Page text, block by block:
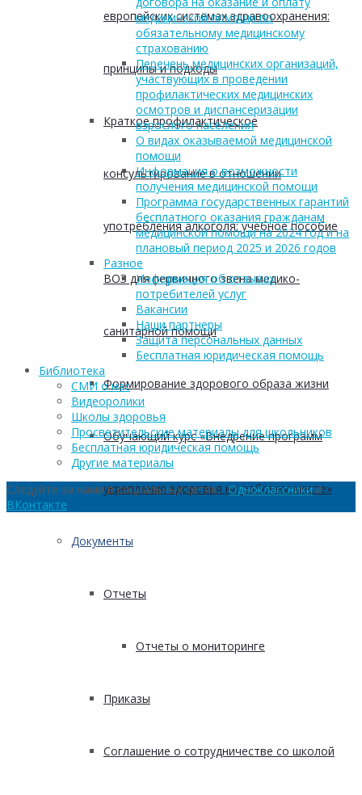
европейских системах здравоохранения:
принципы и подходы
Краткое профилактическое
консультирование в отношении
употребления алкоголя: учебное пособие
ВОЗ для первичного звена медико-
санитарной помощи
Формирование здорового образа жизни
Обучающий курс «Внедрение программ
укрепления здоровья на рабочем месте»
Документы
Отчеты
Отчеты о мониторинге
Приказы
Соглашение о сотрудничестве со школой
медицинской помощи по
обязательному медицинскому
страхованию
Перечень медицинских организаций,
участвующих в проведении
профилактических медицинских
осмотров и диспансеризации
взрослого населения
О видах оказываемой медицинской
помощи
Информация о возможности
получения медицинской помощи
Программа государственных гарантий
бесплатного оказания гражданам
медицинской помощи на 2024 год и на
плановый период 2025 и 2026 годов
Разное
Информация об отзывах
потребителей услуг
Вакансии
Наши партнеры
Защита персональных данных
Бесплатная юридическая помощь
Библиотека
СМИ о нас
Видеоролики
Школы здоровья
Просветительские материалы для школьников
Бесплатная юридическая помощь
Другие материалы
Следуйте за нами в социальных сетях:Одноклассникии
ВКонтакте